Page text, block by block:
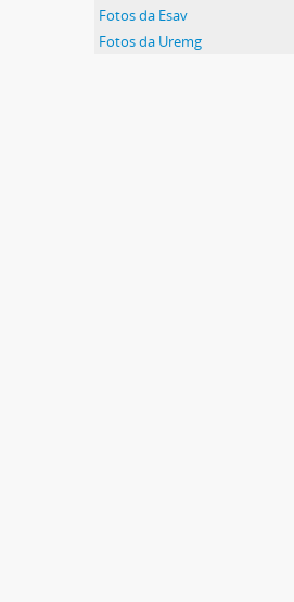
Fotos da Esav
Fotos da Uremg